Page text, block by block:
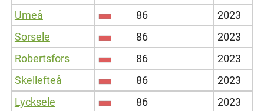
Umeå
86
2023
Sorsele
86
2023
Robertsfors
86
2023
Skellefteå
86
2023
Lycksele
86
2023